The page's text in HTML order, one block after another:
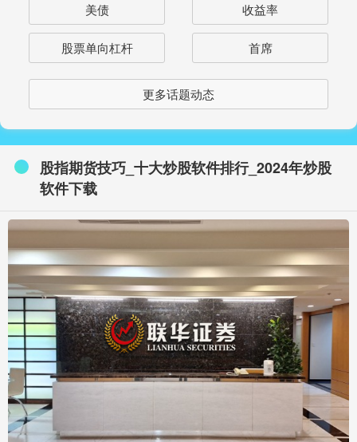
美债 收益率
股票单向杠杆 首席
更多话题动态
股指期货技巧_十大炒股软件排行_2024年炒股
软件下载